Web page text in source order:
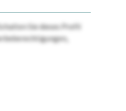
Sie dieses Profil